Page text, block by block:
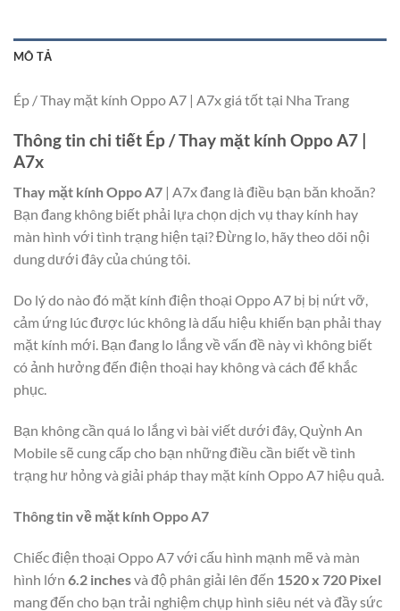
MÔ TẢ
Ép / Thay mặt kính Oppo A7 | A7x giá tốt tại Nha Trang
Thông tin chi tiết Ép / Thay mặt kính Oppo A7 |
A7x
Thay mặt kính Oppo A7 | A7x đang là điều bạn băn khoăn?
Bạn đang không biết phải lựa chọn dịch vụ thay kính hay
màn hình với tình trạng hiện tại? Đừng lo, hãy theo dõi nội
dung dưới đây của chúng tôi.
Do lý do nào đó mặt kính điện thoại Oppo A7 bị bị nứt vỡ,
cảm ứng lúc được lúc không là dấu hiệu khiến bạn phải thay
mặt kính mới. Bạn đang lo lắng về vấn đề này vì không biết
có ảnh hưởng đến điện thoại hay không và cách để khắc
phục.
Bạn không cần quá lo lắng vì bài viết dưới đây, Quỳnh An
Mobile sẽ cung cấp cho bạn những điều cần biết về tình
trạng hư hỏng và giải pháp thay mặt kính Oppo A7 hiệu quả.
Thông tin về mặt kính Oppo A7
Chiếc điện thoại Oppo A7 với cấu hình mạnh mẽ và màn
hình lớn 6.2 inchesvà độ phân giải lên đến 1520 x 720 Pixel
mang đến cho bạn trải nghiệm chụp hình siêu nét và đầy sức